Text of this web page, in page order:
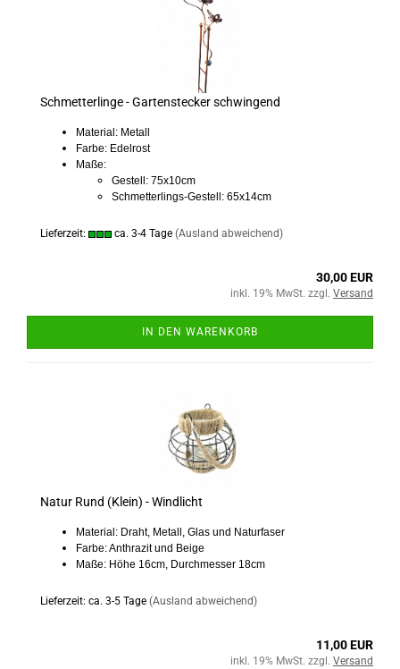
Schmetterlinge - Gartenstecker schwingend
Material: Metall
Farbe: Edelrost
Maße:
Gestell: 75x10cm
Schmetterlings-Gestell: 65x14cm
Lieferzeit: ca. 3-4 Tage (Ausland abweichend)
30,00 EUR
inkl. 19% MwSt. zzgl. Versand
IN DEN WARENKORB
Natur Rund (Klein) - Windlicht
Material: Draht, Metall, Glas und Naturfaser
Farbe: Anthrazit und Beige
Maße: Höhe 16cm, Durchmesser 18cm
Lieferzeit: ca. 3-5 Tage (Ausland abweichend)
11,00 EUR
inkl. 19% MwSt. zzgl. Versand